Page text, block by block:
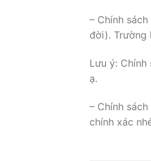
– Chính
đời). Trường
Lưu ý:
ạ.
– Chính
chính xác